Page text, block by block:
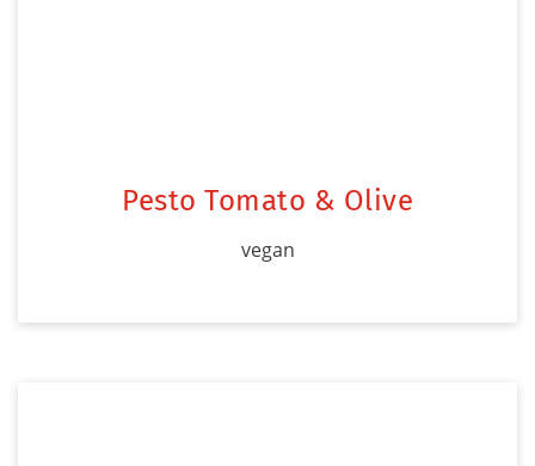
Pesto Tomato & Olive
vegan